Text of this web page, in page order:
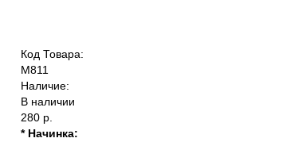
Код Товара:
M811
Наличие:
В наличии
280 р.
* Начинка: